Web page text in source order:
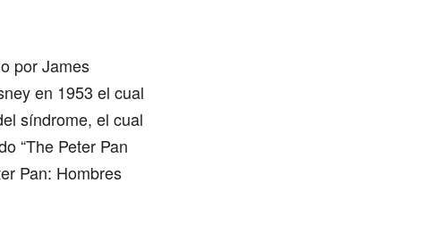
por James
en 1953 el cual
síndrome, el cual
“The Peter Pan
Pan: Hombres